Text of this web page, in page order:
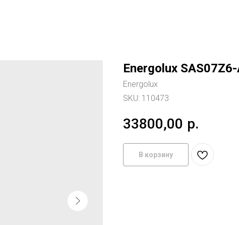
Energolux
Energolux
SKU: 110473
33800,00 р.
В корзину